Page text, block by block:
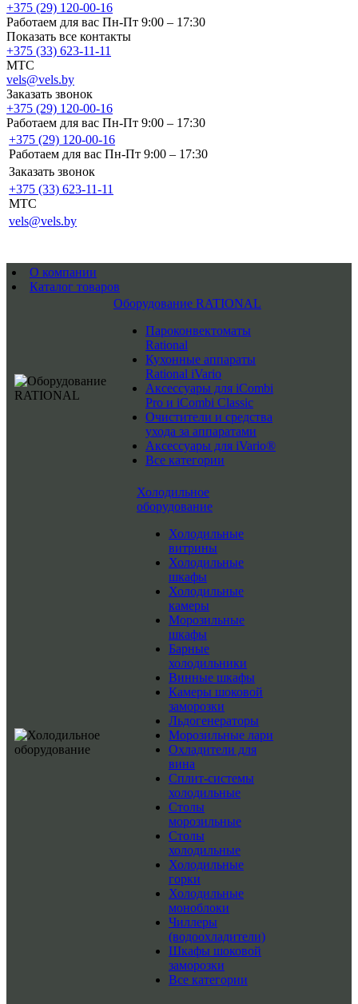
+375 (29) 120-00-16
Работаем для вас Пн-Пт 9:00 – 17:30
Показать все контакты
+375 (33) 623-11-11
MTC
vels@vels.by
Заказать звонок
+375 (29) 120-00-16
Работаем для вас Пн-Пт 9:00 – 17:30
+375 (29) 120-00-16
Работаем для вас Пн-Пт 9:00 – 17:30
Заказать звонок
+375 (33) 623-11-11
MTC
vels@vels.by
О компании
Каталог товаров
Оборудование RATIONAL
Пароконвектоматы
Rational
Кухонные аппараты
Rational iVario
Аксессуары для iCombi
Pro и iCombi Classic
Очистители и средства
ухода за аппаратами
Аксессуары для iVario®
Все категории
Холодильное
оборудование
Холодильные
витрины
Холодильные
шкафы
Холодильные
камеры
Морозильные
шкафы
Барные
холодильники
Винные шкафы
Камеры шоковой
заморозки
Льдогенераторы
Морозильные лари
Охладители для
вина
Сплит-системы
холодильные
Столы
морозильные
Столы
холодильные
Холодильные
горки
Холодильные
моноблоки
Чиллеры
(водоохладители)
Шкафы шоковой
заморозки
Все категории